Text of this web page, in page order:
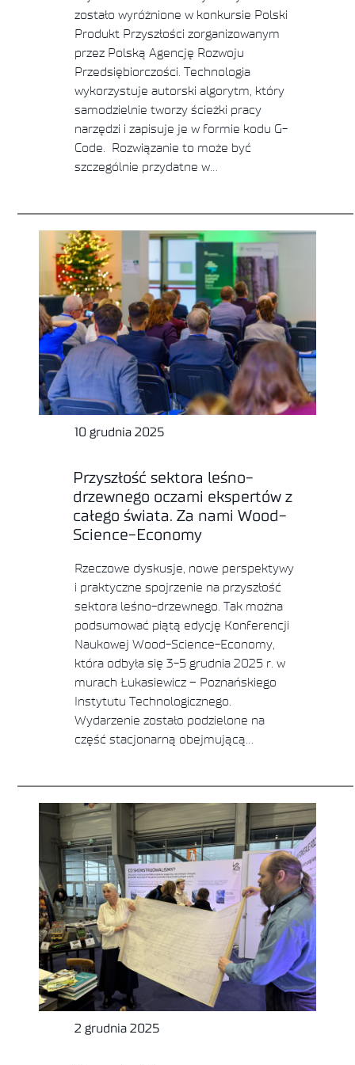
zostało wyróżnione w konkursie Polski
Produkt Przyszłości zorganizowanym
przez Polską Agencję Rozwoju
Przedsiębiorczości. Technologia
wykorzystuje autorski algorytm, który
samodzielnie tworzy ścieżki pracy
narzędzi i zapisuje je w formie kodu G-
Code. Rozwiązanie to może być
szczególnie przydatne w…
10 grudnia 2025
Przyszłość sektora leśno-
drzewnego oczami ekspertów z
całego świata. Za nami Wood-
Science-Economy
Rzeczowe dyskusje, nowe perspektywy
i praktyczne spojrzenie na przyszłość
sektora leśno-drzewnego. Tak można
podsumować piątą edycję Konferencji
Naukowej Wood-Science-Economy,
która odbyła się 3-5 grudnia 2025 r. w
murach Łukasiewicz – Poznańskiego
Instytutu Technologicznego.
Wydarzenie zostało podzielone na
część stacjonarną obejmującą…
2 grudnia 2025